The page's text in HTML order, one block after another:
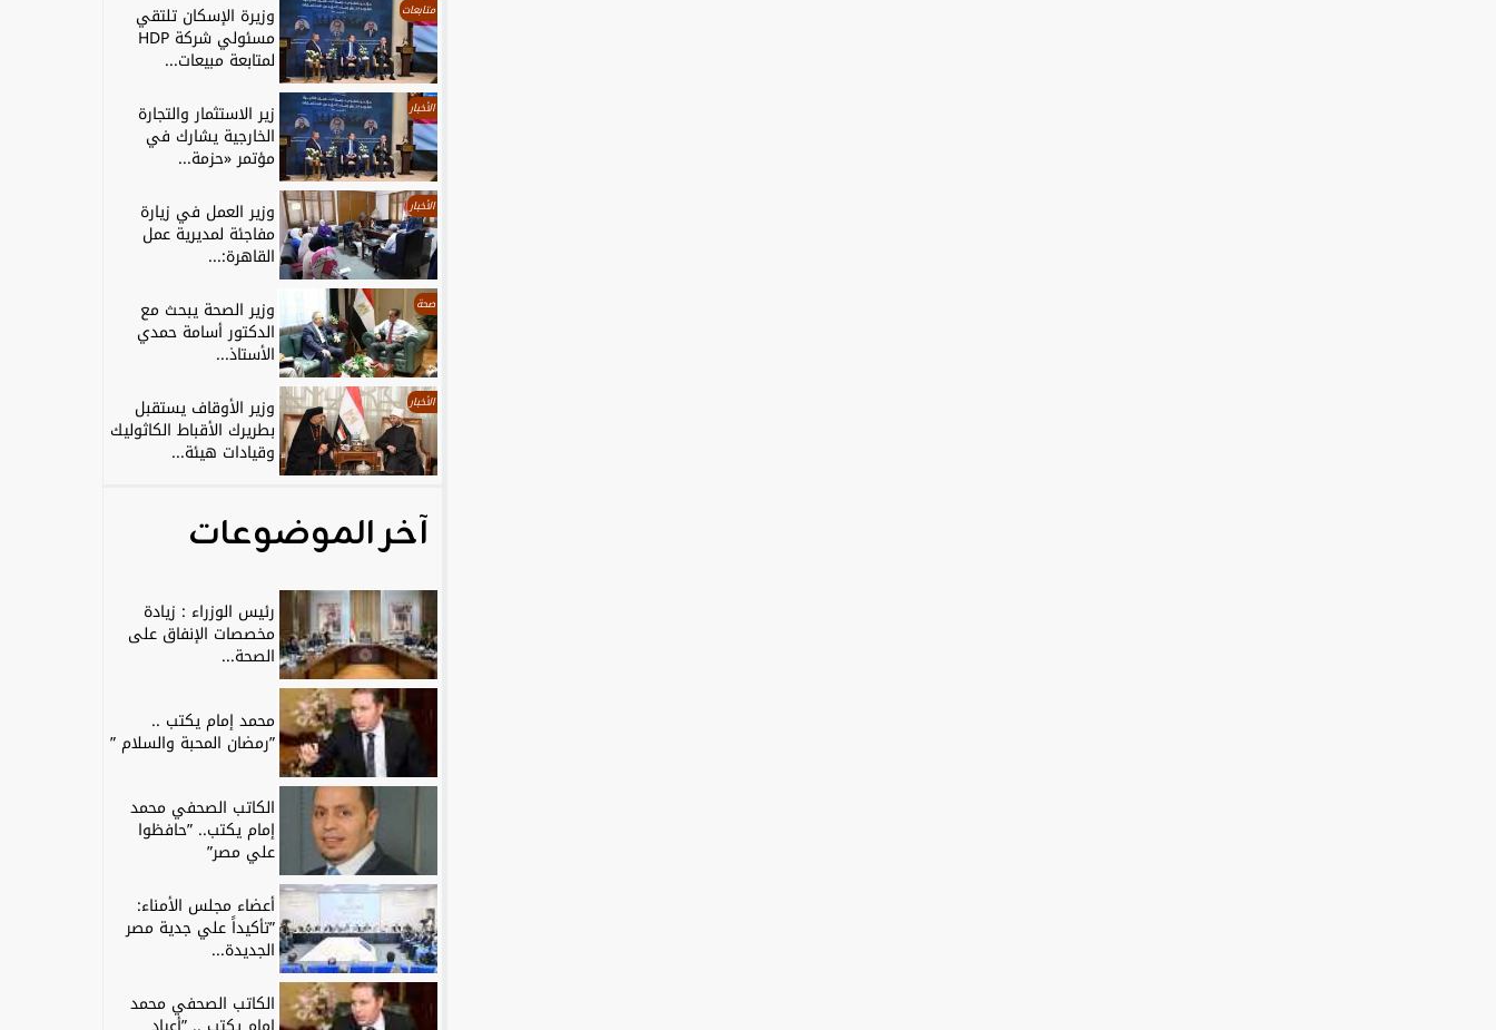
متابعات وزيرة الإسكان تلتقي
مسئولي شركة HDP
لمتابعة مبيعات...
الأخبار زير الاستثمار والتجارة
الخارجية يشارك في
مؤتمر «حزمة...
الأخبار وزير العمل في زيارة
مفاجئة لمديرية عمل
القاهرة:...
صحة وزير الصحة يبحث مع
الدكتور أسامة حمدي
الأستاذ...
الأخبار وزير الأوقاف يستقبل
بطريرك الأقباط الكاثوليك
وقيادات هيئة...
آخر الموضوعات
رئيس الوزراء : زيادة
مخصصات الإنفاق على
الصحة...
محمد إمام يكتب ..
”رمضان المحبة والسلام ”
الكاتب الصحفي محمد
إمام يكتب.. ”حافظوا
علي مصر”
أعضاء مجلس الأمناء:
”تأكيداً علي جدية مصر
الجديدة...
الكاتب الصحفي محمد